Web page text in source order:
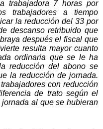
trabajadora 7 horas por
trabajadores a tiempo
la reducción del 33 por
descanso retribuido que
después el fiscal que
resulta mayor cuanto
ordinaria que se le ha
reducción del abono se
la reducción de jornada.
con reducción
de trato según el
al que se hubieran